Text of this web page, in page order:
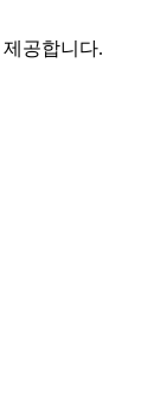
공합니다.